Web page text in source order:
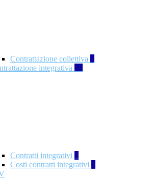
Contrattazione collettiva 2
integrativa 10
Contratti integrativi 3
Costi contratti integrativi 1